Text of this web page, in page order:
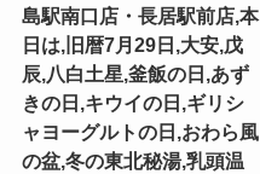
島駅南口店・長居駅前店,本
日は,旧暦7月29日,大安,戊
辰,八白土星,釜飯の日,あず
きの日,キウイの日,ギリシ
ャヨーグルトの日,おわら風
の盆,冬の東北秘湯,乳頭温